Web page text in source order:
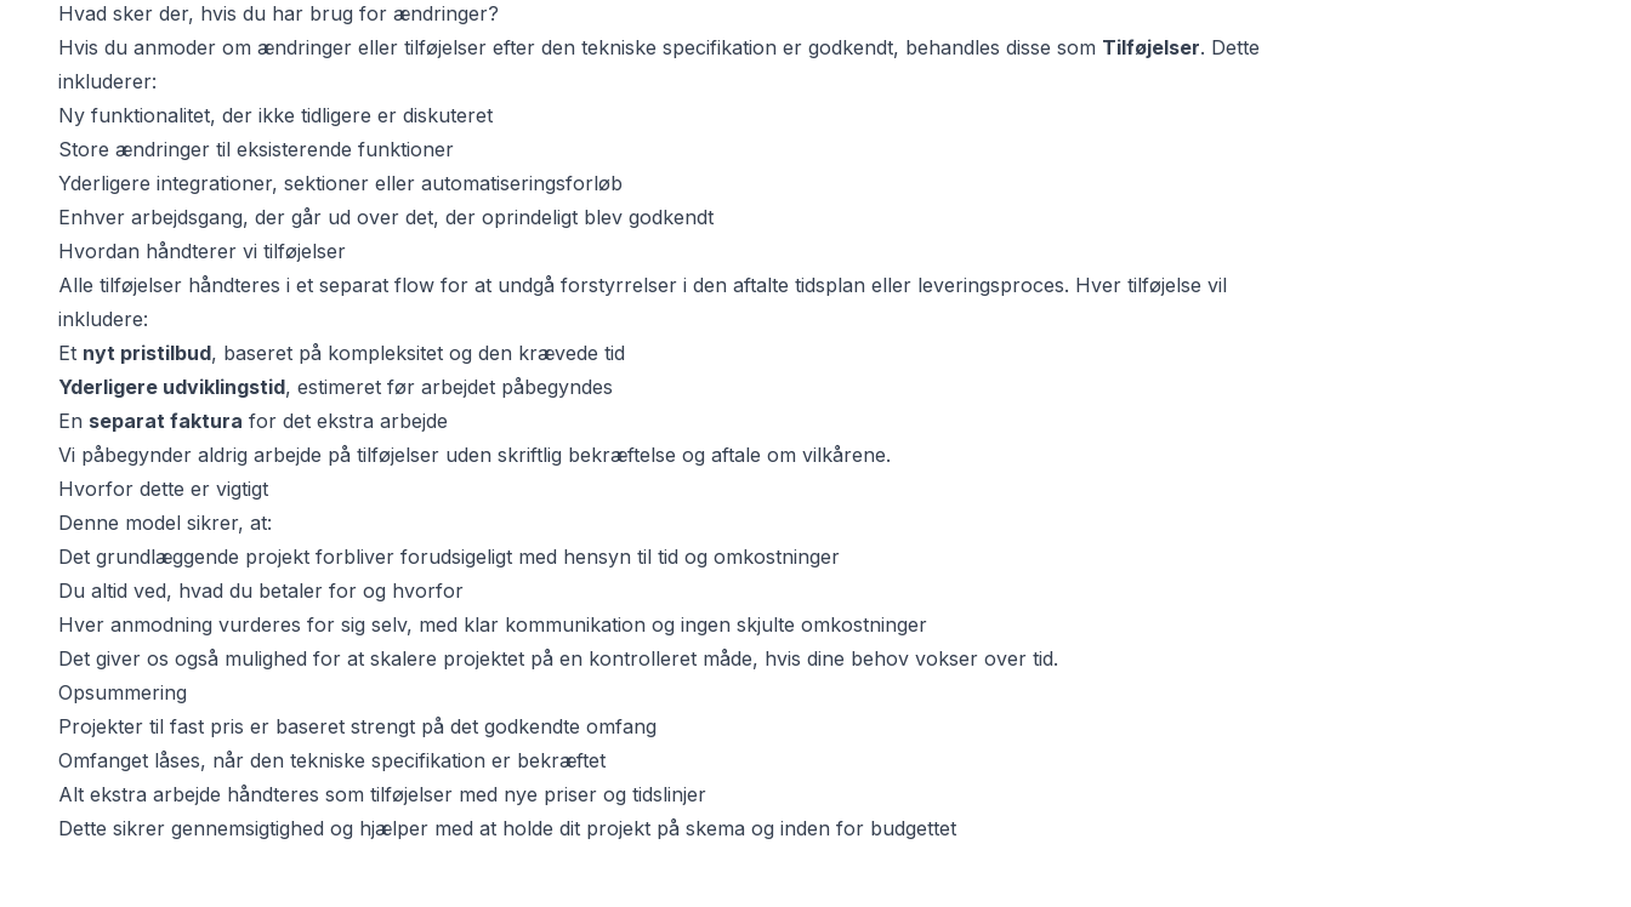
Hvad sker der, hvis du har brug for ændringer?
Hvis du anmoder om ændringer eller tilføjelser efter den tekniske specifikation er godkendt, behandles disse som Tilføjelser. Dette
inkluderer:
Ny funktionalitet, der ikke tidligere er diskuteret
Store ændringer til eksisterende funktioner
Yderligere integrationer, sektioner eller automatiseringsforløb
Enhver arbejdsgang, der går ud over det, der oprindeligt blev godkendt
Hvordan håndterer vi tilføjelser
Alle tilføjelser håndteres i et separat flow for at undgå forstyrrelser i den aftalte tidsplan eller leveringsproces. Hver tilføjelse vil
inkludere:
Et nyt pristilbud, baseret på kompleksitet og den krævede tid
Yderligere udviklingstid, estimeret før arbejdet påbegyndes
En separat faktura for det ekstra arbejde
Vi påbegynder aldrig arbejde på tilføjelser uden skriftlig bekræftelse og aftale om vilkårene.
Hvorfor dette er vigtigt
Denne model sikrer, at:
Det grundlæggende projekt forbliver forudsigeligt med hensyn til tid og omkostninger
Du altid ved, hvad du betaler for og hvorfor
Hver anmodning vurderes for sig selv, med klar kommunikation og ingen skjulte omkostninger
Det giver os også mulighed for at skalere projektet på en kontrolleret måde, hvis dine behov vokser over tid.
Opsummering
Projekter til fast pris er baseret strengt på det godkendte omfang
Omfanget låses, når den tekniske specifikation er bekræftet
Alt ekstra arbejde håndteres som tilføjelser med nye priser og tidslinjer
Dette sikrer gennemsigtighed og hjælper med at holde dit projekt på skema og inden for budgettet